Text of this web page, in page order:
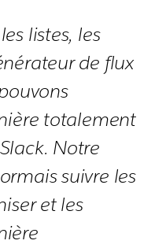
listes, les
de flux
totalement
Notre
suivre les
et les